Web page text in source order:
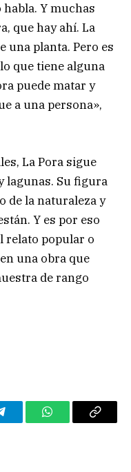
Y muchas
que hay ahí. La
una planta. Pero es
que tiene alguna
puede matar y
a una persona»,
La Pora sigue
lagunas. Su figura
de la naturaleza y
Y es por eso
relato popular o
una obra que
de rango
WhatsAppCopy